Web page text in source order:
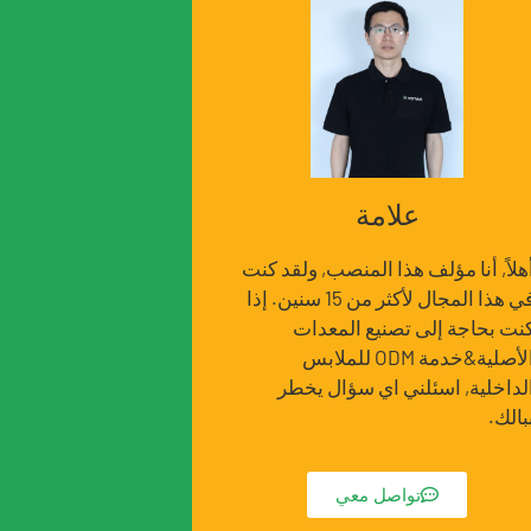
علامة
أنا مؤلف هذا المنصب, ولقد كنت
في هذا المجال لأكثر من 15 سنين. إذا
بحاجة إلى تصنيع المعدات
الأصلية&خدمة ODM للملابس
اسئلني اي سؤال يخطر
تواصل معي